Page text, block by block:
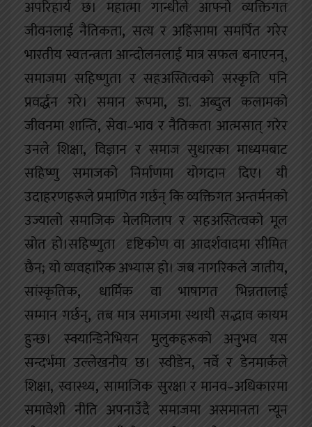
अपरिहार्य छ। महात्मा गान्धीले आफ्नो व्यक्तिगत
जीवनलाई नैतिकता, सत्य र अहिंसामा समर्पित गरेर
भारतीय स्वतन्त्रता आन्दोलनलाई मात्र सफल बनाएनन्,
समाजमा सहिष्णुता र सहअस्तित्वको संस्कृति पनि
प्रवर्द्धन गरे। समान रूपमा, डा. अब्दुल कलामको
जीवनमा शान्ति, सेवा–भाव र नैतिकता आत्मसात् गरेर
उनले शिक्षा,विज्ञान र समाज सुधारका माध्यमबाट
सहिष्णु समाजको निर्माणमा योगदान दिए। यी
उदाहरणहरूले प्रमाणित गर्छन् कि व्यक्तिगत अन्तर्मनको
उज्यालो समाजिक मेलमिलाप र सहअस्तित्वको मूल
स्रोत हो।सहिष्णुता दृष्टिकोण वा आदर्शवादमा सीमित
छैन;यो व्यवहारिक अभ्यास हो। जब नागरिकलेजातीय,
सांस्कृतिक, धार्मिक वा भाषागत भिन्नतालाई
सम्मान गर्छन्, तब मात्र समाजमा स्थायी सद्भाव कायम
हुन्छ। स्क्यान्डिनेभियन मुलुकहरूको अनुभव यस
सन्दर्भमा उल्लेखनीय छ। स्वीडेन, नर्वे र डेनमार्कले
शिक्षा,स्वास्थ्य,सामाजिक सुरक्षा र मानव–अधिकारमा
समावेशी नीति अपनाउँदै समाजमा असमानता न्यून